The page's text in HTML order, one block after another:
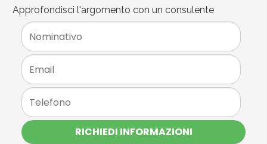
Approfondisci l'argomento con un consulente
RICHIEDI INFORMAZIONI